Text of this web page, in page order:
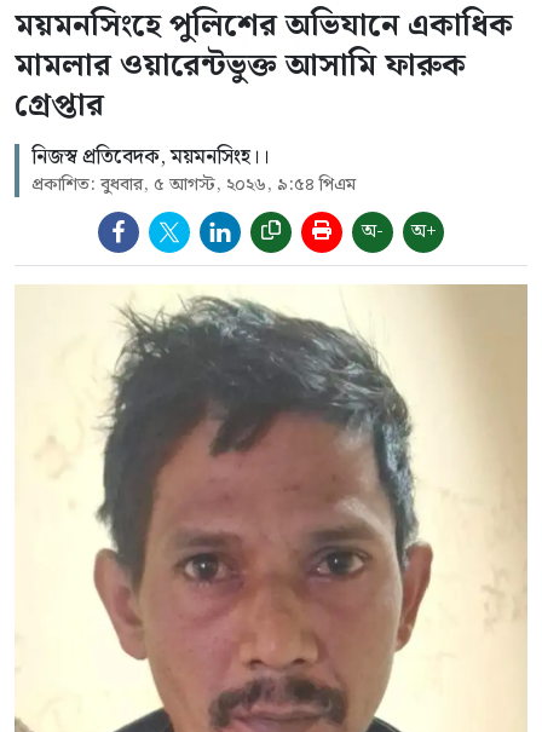
ময়মনসিংহে পুলিশের অভিযানে একাধিক
মামলার ওয়ারেন্টভুক্ত আসামি ফারুক
গ্রেপ্তার
নিজস্ব প্রতিবেদক, ময়মনসিংহ।।
প্রকাশিত: বুধবার, ৫ আগস্ট, ২০২৬, ৯:৫৪ পিএম
অ- অ+